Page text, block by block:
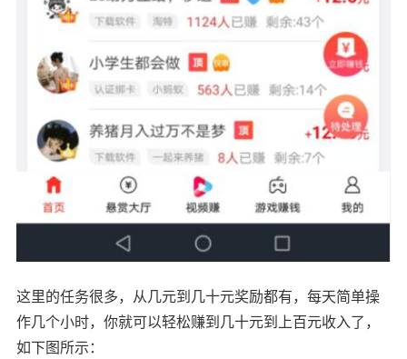
这里的任务很多，从几元到几十元奖励都有，每天简单操
作几个小时，你就可以轻松赚到几十元到上百元收入了，
如下图所示：